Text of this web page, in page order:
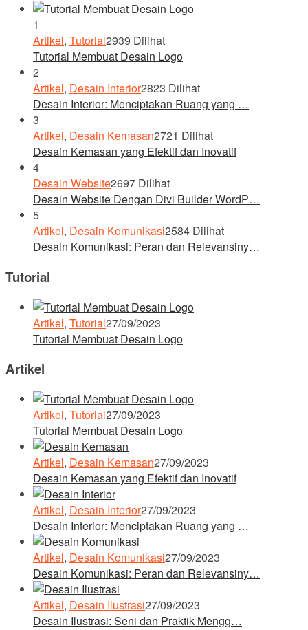
1
Artikel, Tutorial2939 Dilihat
Tutorial Membuat Desain Logo
2
Artikel, Desain Interior2823 Dilihat
Desain Interior: Menciptakan Ruang yang …
3
Artikel, Desain Kemasan2721 Dilihat
Desain Kemasan yang Efektif dan Inovatif
4
Desain Website2697 Dilihat
Desain Website Dengan Divi Builder WordP…
5
Artikel, Desain Komunikasi2584 Dilihat
Desain Komunikasi: Peran dan Relevansiny…
Tutorial
Artikel, Tutorial27/09/2023
Tutorial Membuat Desain Logo
Artikel
Artikel, Tutorial27/09/2023
Tutorial Membuat Desain Logo
Artikel, Desain Kemasan27/09/2023
Desain Kemasan yang Efektif dan Inovatif
Artikel, Desain Interior27/09/2023
Desain Interior: Menciptakan Ruang yang …
Artikel, Desain Komunikasi27/09/2023
Desain Komunikasi: Peran dan Relevansiny…
Artikel, Desain Ilustrasi27/09/2023
Desain Ilustrasi: Seni dan Praktik Mengg…